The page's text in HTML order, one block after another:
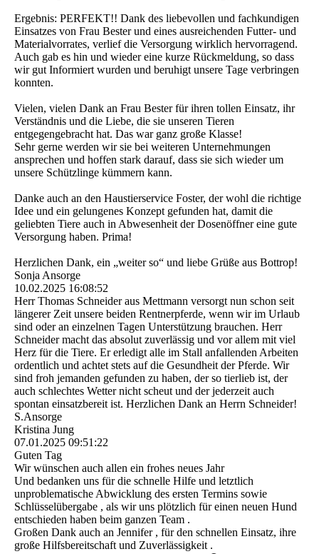
Ergebnis: PERFEKT!! Dank des liebevollen und fachkundigen
Einsatzes von Frau Bester und eines ausreichenden Futter- und
Materialvorrates, verlief die Versorgung wirklich hervorragend.
Auch gab es hin und wieder eine kurze Rückmeldung, so dass
wir gut Informiert wurden und beruhigt unsere Tage verbringen
konnten.
Vielen, vielen Dank an Frau Bester für ihren tollen Einsatz, ihr
Verständnis und die Liebe, die sie unseren Tieren
entgegengebracht hat. Das war ganz große Klasse!
Sehr gerne werden wir sie bei weiteren Unternehmungen
ansprechen und hoffen stark darauf, dass sie sich wieder um
unsere Schützlinge kümmern kann.
Danke auch an den Haustierservice Foster, der wohl die richtige
Idee und ein gelungenes Konzept gefunden hat, damit die
geliebten Tiere auch in Abwesenheit der Dosenöffner eine gute
Versorgung haben. Prima!
Herzlichen Dank, ein „weiter so“ und liebe Grüße aus Bottrop!
Sonja Ansorge
10.02.2025 16:08:52
Herr Thomas Schneider aus Mettmann versorgt nun schon seit
längerer Zeit unsere beiden Rentnerpferde, wenn wir im Urlaub
sind oder an einzelnen Tagen Unterstützung brauchen. Herr
Schneider macht das absolut zuverlässig und vor allem mit viel
Herz für die Tiere. Er erledigt alle im Stall anfallenden Arbeiten
ordentlich und achtet stets auf die Gesundheit der Pferde. Wir
sind froh jemanden gefunden zu haben, der so tierlieb ist, der
auch schlechtes Wetter nicht scheut und der jederzeit auch
spontan einsatzbereit ist. Herzlichen Dank an Herrn Schneider!
S.Ansorge
Kristina Jung
07.01.2025 09:51:22
Guten Tag
Wir wünschen auch allen ein frohes neues Jahr
Und bedanken uns für die schnelle Hilfe und letztlich
unproblematische Abwicklung des ersten Termins sowie
Schlüsselübergabe , als wir uns plötzlich für einen neuen Hund
entschieden haben beim ganzen Team .
Großen Dank auch an Jennifer , für den schnellen Einsatz, ihre
große Hilfsbereitschaft und Zuverlässigkeit .